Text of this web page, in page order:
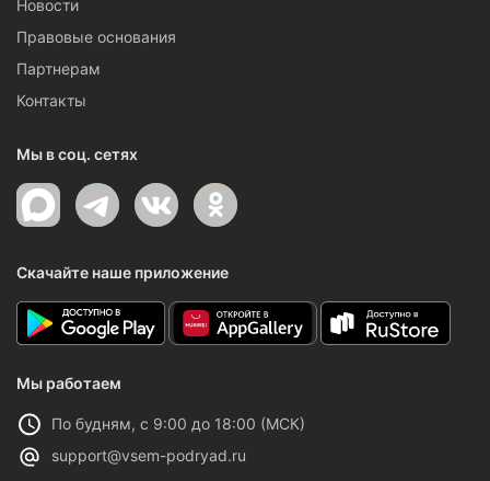
Новости
Правовые основания
Партнерам
Контакты
Мы в соц. сетях
Скачайте наше приложение
Мы работаем
По будням, с 9:00 до 18:00 (МСК)
support@vsem-podryad.ru